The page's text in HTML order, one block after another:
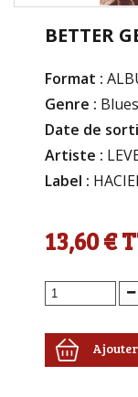
BETTER
Format :
Genre : Blues
Date de
Artiste :
Label :
13,60 €